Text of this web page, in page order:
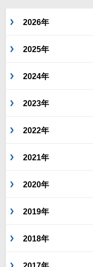
2026年
2025年
2024年
2023年
2022年
2021年
2020年
2019年
2018年